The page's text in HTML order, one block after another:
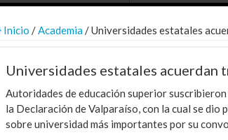
Inicio / Academia /Universidades estatales
Universidades estatales acuerdan
Autoridades de educación superior suscribieron
la Declaración de Valparaíso, con la cual se
sobre universidad más importantes por su